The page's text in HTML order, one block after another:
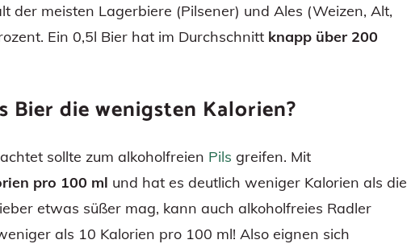
der meisten Lagerbiere (Pilsener) und Ales (Weizen, Alt,
Ein 0,5l Bier hat im Durchschnitt knapp über 200
Bier die wenigsten Kalorien?
sollte zum alkoholfreien Pils greifen. Mit
pro 100 ml und hat es deutlich weniger Kalorien als die
etwas süßer mag, kann auch alkoholfreies Radler
als 10 Kalorien pro 100 ml! Also eignen sich